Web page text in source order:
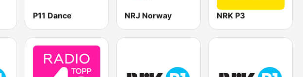
P11 Dance NRJ Norway NRK P3